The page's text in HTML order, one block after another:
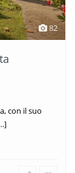
82
con il suo